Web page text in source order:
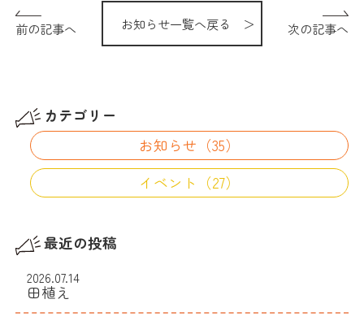
前の記事へ お知らせ一覧へ戻る ＞ 次の記事へ
カテゴリー
イベント（27）
お知らせ（35）
最近の投稿
田植え
2026.07.14